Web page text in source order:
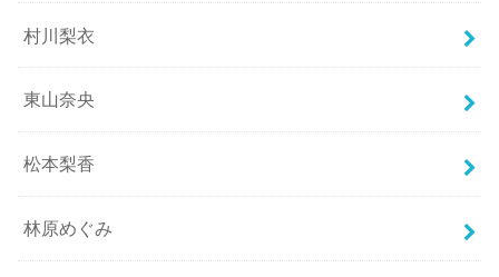
村川梨衣
東山奈央
松本梨香
林原めぐみ